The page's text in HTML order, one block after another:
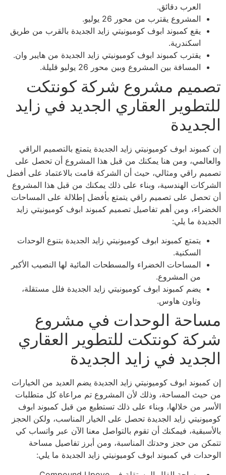
العرب دقائق.
المشروع يقترب من محور 26 يوليو.
يقع كمبوند ابوف كوميونيتي زايد الجديدة بالقرب من طريق
اسكندرية.
يقترب كمبوند ابوف كوميونيتي زايد الجديدة من هايبر وان.
المسافة بين المشروع وبين محور 26 يوليو قليلة.
تصميم مشروع شركة كونتكت
للتطوير العقاري الجديد في زايد
الجديدة
إن كمبوند ابوف كوميونيتي زايد الجديدة يتمتع بالتصميم الراقي
والعالمي، ومن هنا يمكنك من قبل هذا المشروع أن تحصل على
تصميم راقي ومثالي، حيث أن الشركة قامت بالاعتماد على أفضل
الشركات الهندسية، وبناء على ذلك يمكنك من قبل هذا المشروع
أن تحصل على تصميم راقي يتمتع بأفضل إطلالة على المساحات
الخضراء، ومن أهم تفاصيل تصميم كمبوند ابوف كوميونيتي زايد
الجديدة ما يلي:
يتمتع كمبوند ابوف كوميونيتي زايد الجديدة بتنوع الوحدات
السكنية.
المساحات الخضراء والمسطحات المائية لها النصيب الأكبر
من المشروع.
يضم كمبوند ابوف كوميونيتي زايد الجديدة فلل مستقلة،
وتاون هاوس.
مساحة الوحدات في مشروع
شركة كونتكت للتطوير العقاري
الجديد في زايد الجديدة
إن كمبوند ابوف كوميونيتي زايد الجديدة يضم العديد من الخيارات
من حيث المساحة، وذلك لأن المشروع تم مراعاة كل متطلبات
الأسر من خلالها، وبناء على ذلك تستطيع من قبل كمبوند ابوف
كوميونيتي زايد الجديدة تحصل على الخيار المناسب، ولكن الحجز
بالأسبقية، فيمكنك أن تقوم بالتواصل معنا الآن عبر واتساب كي
تتمكن من حجز وحدتك المناسبة، ومن أبرز تفاصيل مساحة
الوحدات في كمبوند ابوف كوميونيتي زايد الجديدة ما يلي: